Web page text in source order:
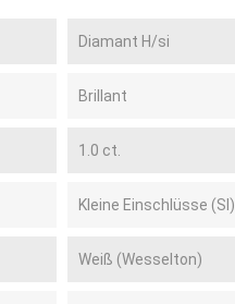
Diamant H/si
Brillant
1.0 ct.
Kleine Einschlüsse (SI)
Weiß (Wesselton)